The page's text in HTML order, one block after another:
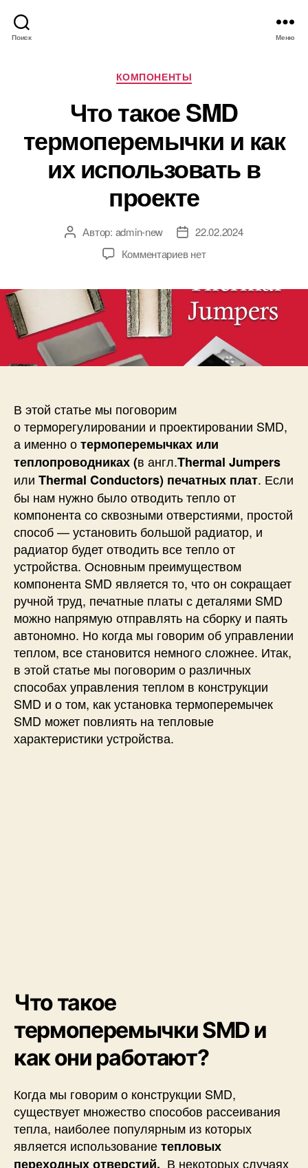
Поиск Меню
Р
у
б
р
и
к
и
КОМПОНЕНТЫ
Что такое SMD
термоперемычки и как
их использовать в
проекте
А
р
а
п
с
Автор: admin-new
Д
т
з
и
22.02.2024
Комментариевк
п
и
Ч
к
о
е
S
M
D
т
е
р
м
о
п
е
р
м
ы
ч
к
и
п
р
о
е
т
е
нет
В этой статье мы поговорим
о терморегулировании и проектировании SMD,
а именно отермоперемычках или
теплопроводниках (в англ.Thermal Jumpers
или Thermal Conductors) печатных плат. Если
бы нам нужно было отводить тепло от
компонента со сквозными отверстиями, простой
способ — установить большой радиатор, и
радиатор будет отводить все тепло от
устройства. Основным преимуществом
компонента SMD является то, что он сокращает
ручной труд, печатные платы с деталями SMD
можно напрямую отправлять на сборку и паять
автономно. Но когда мы говорим об управлении
теплом, все становится немного сложнее. Итак,
в этой статье мы поговорим о различных
способах управления теплом в конструкции
SMD и о том, как установка термоперемычек
SMD может повлиять на тепловые
характеристики устройства.
Что такое
термоперемычки SMD и
как они работают?
Когда мы говорим о конструкции SMD,
существует множество способов рассеивания
тепла, наиболее популярным из которых
является использованиетепловых
переходных отверстий. В некоторых случаях